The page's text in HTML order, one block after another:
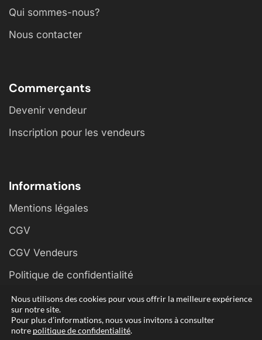
Qui sommes-nous?
Nous contacter
Commerçants
Devenir vendeur
Inscription pour les vendeurs
Informations
Mentions légales
CGV
CGV Vendeurs
Politique de confidentialité
Nous utilisons des cookies pour vous offrir la meilleure expérience
sur notre site.
Pour plus d’informations, nous vous invitons à consulter
notre politique de confidentialité.